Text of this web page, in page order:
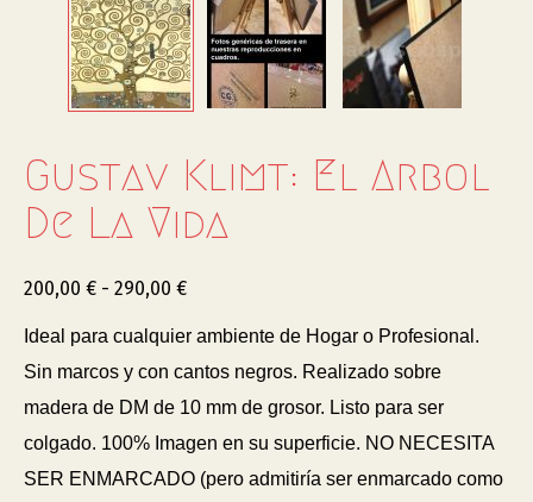
Gustav Klimt: El Arbol
De La Vida
200,00 € - 290,00 €
Ideal para cualquier ambiente de Hogar o Profesional.
Sin marcos y con cantos negros. Realizado sobre
madera de DM de 10 mm de grosor. Listo para ser
colgado. 100% Imagen en su superficie. NO NECESITA
SER ENMARCADO (pero admitiría ser enmarcado como